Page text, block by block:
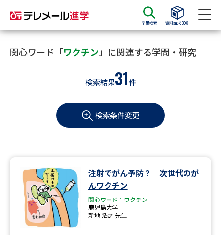
学問検索 資料請求BOX
資料請求 資料検索
大学・短大の資料種類から請求
学部・学科パンフ
過去問題集
大学・短大以外の資料から請求
専門学校の資料請求 大学院の資料請求
関心ワード「ワクチン 」に関連する学問・研究
検索結果31件
検索条件変更
注射でがん予防？ 次世代のが
んワクチン
関心ワード：ワクチン
鹿児島大学
新地 浩之 先生